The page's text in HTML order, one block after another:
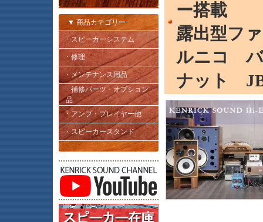
▼ 商品カテゴリー
･ スピーカーシステム
･ 修理
･ メンテナンス用品
･ 補修パーツ・オプション
品
･ アンプ・プレイヤー他
･ スピーカースタンド
ー搭載
露出型フ
ルニコ バ
ナット